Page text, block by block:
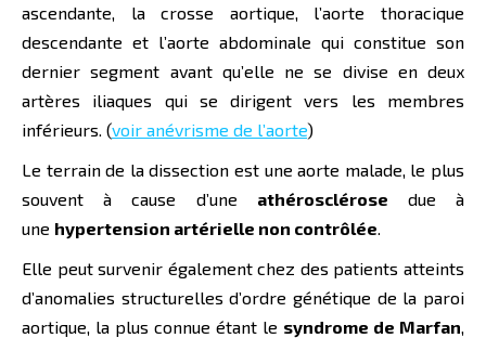
ascendante, la crosse aortique, l’aorte thoracique
descendante et l’aorte abdominale qui constitue son
dernier segment avant qu’elle ne se divise en deux
artères iliaques qui se dirigent vers les membres
inférieurs. (voir anévrisme de l’aorte)
Le terrain de la dissection est une aorte malade, le plus
souvent à cause d’une athérosclérose due à
une hypertension artérielle non contrôlée.
Elle peut survenir également chez des patients atteints
d’anomalies structurelles d’ordre génétique de la paroi
aortique, la plus connue étant le syndrome de Marfan,